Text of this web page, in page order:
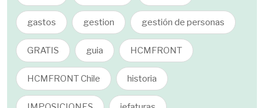
gastos gestion gestión de personas
GRATIS guia HCMFRONT
HCMFRONT Chile historia